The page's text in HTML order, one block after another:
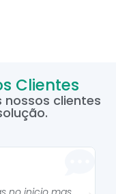
Clientes
nossos clientes